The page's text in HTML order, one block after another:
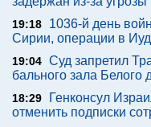
19:18
1036-й день
Сирии, операции в
19:04 Суд запретил
бального зала Белого
18:29
Генконсул
отменить подписки